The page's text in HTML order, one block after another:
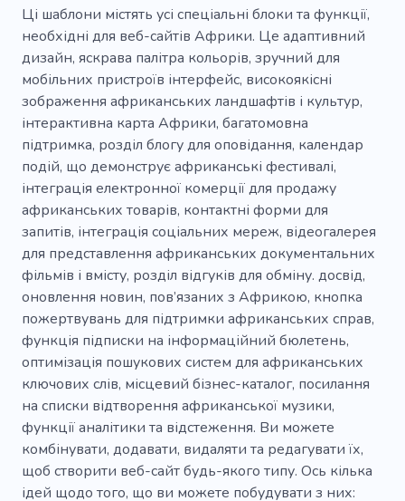
Екзотичний
Тварина
Все включено
Задоволення
Засоби
Зручності
Велика гра
Пустеля
Полювання
Джунглі
Ящірка Скарб
Індичка
Атмосферне місце
Зоопарк
Повітряна куля
Соколине полювання
Риба
Фото місць
Морські подорожі
Розваги на яхті
Авіакомпанія
Відкритий
Скелелазіння
Моряк
Море
Дослідження Ліс
Хамелеон
Дачний комплекс
Паспорт
Політ
Простір
За кордоном Європа
Ці шаблони містять усі спеціальні блоки та функції,
необхідні для веб-сайтів Африки. Це адаптивний
дизайн, яскрава палітра кольорів, зручний для
мобільних пристроїв інтерфейс, високоякісні
зображення африканських ландшафтів і культур,
інтерактивна карта Африки, багатомовна
підтримка, розділ блогу для оповідання, календар
подій, що демонструє африканські фестивалі,
інтеграція електронної комерції для продажу
африканських товарів, контактні форми для
запитів, інтеграція соціальних мереж, відеогалерея
для представлення африканських документальних
фільмів і вмісту, розділ відгуків для обміну. досвід,
оновлення новин, пов’язаних з Африкою, кнопка
пожертвувань для підтримки африканських справ,
функція підписки на інформаційний бюлетень,
оптимізація пошукових систем для африканських
ключових слів, місцевий бізнес-каталог, посилання
на списки відтворення африканської музики,
функції аналітики та відстеження. Ви можете
комбінувати, додавати, видаляти та редагувати їх,
щоб створити веб-сайт будь-якого типу. Ось кілька
ідей щодо того, що ви можете побудувати з них: